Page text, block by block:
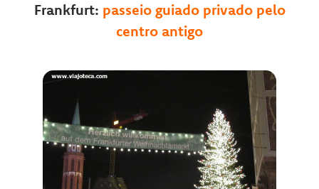
Frankfurt: passeio guiado privado pelo
centro antigo